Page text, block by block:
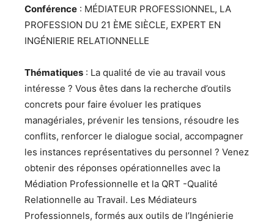
Conférence : MÉDIATEUR PROFESSIONNEL, LA
PROFESSION DU 21 ÈME SIÈCLE, EXPERT EN
INGÉNIERIE RELATIONNELLE
Thématiques : La qualité de vie au travail vous
intéresse ? Vous êtes dans la recherche d’outils
concrets pour faire évoluer les pratiques
managériales, prévenir les tensions, résoudre les
conflits, renforcer le dialogue social, accompagner
les instances représentatives du personnel ? Venez
obtenir des réponses opérationnelles avec la
Médiation Professionnelle et la QRT -Qualité
Relationnelle au Travail. Les Médiateurs
Professionnels, formés aux outils de l’Ingénierie